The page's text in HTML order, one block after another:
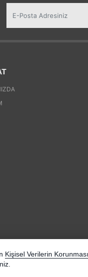
Kişisel Verilerin Korunması